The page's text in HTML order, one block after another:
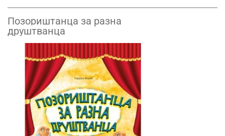
Позориштанца за разна
друштванца